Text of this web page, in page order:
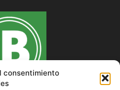
consentimiento